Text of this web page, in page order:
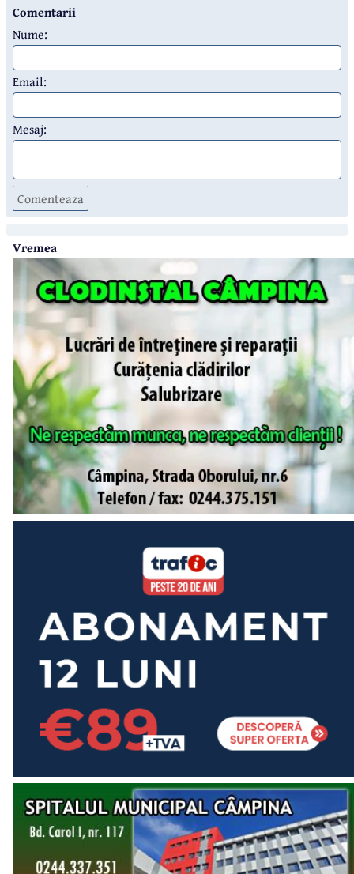
Comentarii
Nume:
Email:
Mesaj:
Comenteaza
Vremea